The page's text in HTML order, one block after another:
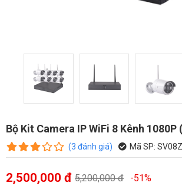
Bộ Kit Camera IP WiFi 8 Kênh 1080P
(3 đánh giá) Mã SP:
2,500,000 đ 5,200,000 đ -51%